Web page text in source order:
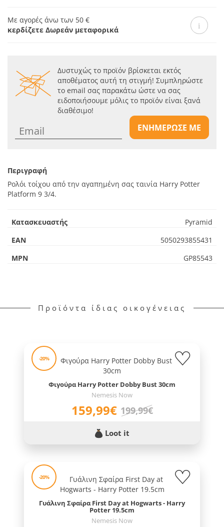
Με αγορές άνω των 50 €
κερδίζετε Δωρεάν μεταφορικά
Δυστυχώς το προϊόν βρίσκεται εκτός
αποθέματος αυτή τη στιγμή! Συμπληρώστε
το email σας παρακάτω ώστε να σας
ειδοποιήσουμε μόλις το προϊόν είναι ξανά
διαθέσιμο!
ΕΝΗΜΕΡΩΣΕ ΜΕ
Περιγραφή
Ρολόι τοίχου από την αγαπημένη σας ταινία Harry Potter
Platform 9 3/4.
Κατασκευαστής
Pyramid
EAN
5050293855431
MPN
GP85543
Προϊόντα ίδιας οικογένειας
-20%
Φιγούρα Harry Potter Dobby Bust 30cm
Nemesis Now
159,99€ 199,99€
Loot it
-20%
Γυάλινη Σφαίρα First Day at Hogwarts - Harry
Potter 19.5cm
Nemesis Now